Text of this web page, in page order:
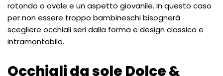
rotondo o ovale e un aspetto giovanile. In questo caso
per non essere troppo bambineschi bisognerà
scegliere occhiali seri dalla forma e design classico e
intramontabile.
Occhiali da sole Dolce &